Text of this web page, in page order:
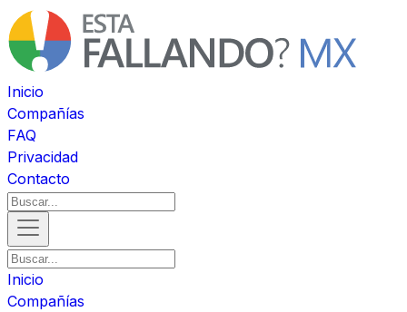
Inicio
Compañías
FAQ
Privacidad
Contacto
Inicio
Compañías